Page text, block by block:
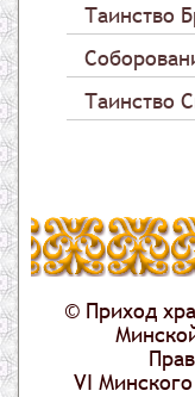
Таинство
Таинство
© Приход
VI